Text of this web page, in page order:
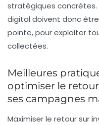
stratégiques concrètes.
digital doivent donc
pointe, pour exploiter
collectées.
Meilleures
optimiser le
ses campagnes
Maximiser le retour sur